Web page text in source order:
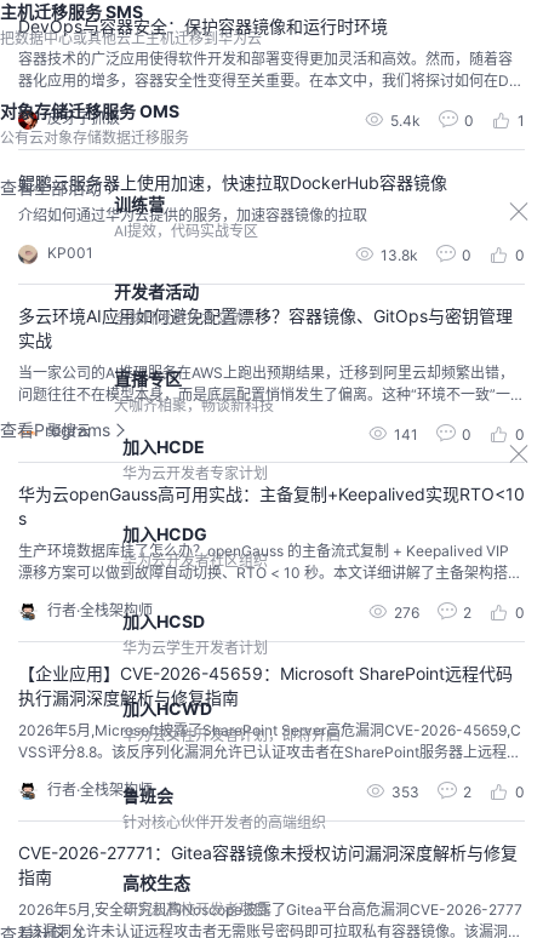
主机迁移服务 SMS
把数据中心或其他云上主机迁移到华为云
对象存储迁移服务 OMS
公有云对象存储数据迁移服务
查看全部活动
训练营
AI提效，代码实战专区
开发者活动
全球开发者技术交流
直播专区
大咖齐相聚，畅谈新科技
查看Programs
加入HCDE
华为云开发者专家计划
加入HCDG
华为云开发者社区组织
加入HCSD
华为云学生开发者计划
加入HCWD
华为云女性开发者计划，即将开启
鲁班会
针对核心伙伴开发者的高端组织
高校生态
华为云高校开发者项目
查看社区
的示例代码：bashCopy code# 创...
DevOps与容器安全：保护容器镜像和运行时环境
容器技术的广泛应用使得软件开发和部署变得更加灵活和高效。然而，随着容
器化应用的增多，容器安全性变得至关重要。在本文中，我们将探讨如何在De
vOps环境中保护容器镜像和运行时环境的安全性。我们将介绍一些最佳实践和
工具，帮助您确保容器应用的安全性。保护容器镜像的安全性：容器镜像是构
建容器化应用的基础。以下是一些保护容器镜像安全性的关键步骤：使用官方
皮牙子抓饭 5.4k 0 1
鲲鹏云服务器上使用加速，快速拉取DockerHub容器镜像
介绍如何通过华为云提供的服务，加速容器镜像的拉取
KP001 13.8k 0 0
多云环境AI应用如何避免配置漂移？容器镜像、GitOps与密钥管理
实战
当一家公司的AI推理服务在AWS上跑出预期结果，迁移到阿里云却频繁出错，
问题往往不在模型本身，而是底层配置悄悄发生了偏离。这种“环境不一致”一旦
与多云架构叠加，排查成本会指数级上升。寻找一套可落地的多云环境AI应用
配置漂移解决方案，正在成为企业从单云试点走向多云部署的硬性门槛。
聚搜云 141 0 0
华为云openGauss高可用实战：主备复制+Keepalived实现RTO<10
s
生产环境数据库挂了怎么办？openGauss 的主备流式复制 + Keepalived VIP
漂移方案可以做到故障自动切换、RTO < 10 秒。本文详细讲解了主备架构搭
容。所有配置均来自线上生产环境，可直接复用。
行者·全栈架构师 276 2 0
【企业应用】CVE-2026-45659：Microsoft SharePoint远程代码
执行漏洞深度解析与修复指南
2026年5月,Microsoft披露了SharePoint Server高危漏洞CVE-2026-45659,C
VSS评分8.8。该反序列化漏洞允许已认证攻击者在SharePoint服务器上远程执
并提供完整的修复方案和临时缓解措施。
行者·全栈架构师 353 2 0
CVE-2026-27771：Gitea容器镜像未授权访问漏洞深度解析与修复
指南
2026年5月,安全研究机构Noscope披露了Gitea平台高危漏洞CVE-2026-2777
1,该漏洞允许未认证远程攻击者无需账号密码即可拉取私有容器镜像。该漏洞潜